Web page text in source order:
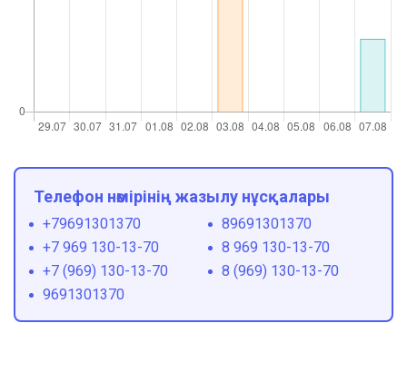
Телефон нөмірінің жазылу нұсқалары
+79691301370
89691301370
+7 969 130-13-70
8 969 130-13-70
+7 (969) 130-13-70
8 (969) 130-13-70
9691301370